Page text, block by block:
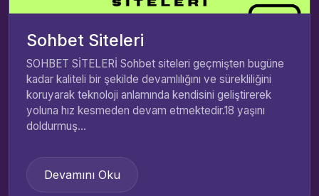
Sohbet Siteleri
SOHBET SİTELERİ Sohbet siteleri geçmişten bugüne
kadar kaliteli bir şekilde devamlılığını ve sürekliliğini
koruyarak teknoloji anlamında kendisini geliştirerek
yoluna hız kesmeden devam etmektedir.18 yaşını
doldurmuş...
Devamını Oku